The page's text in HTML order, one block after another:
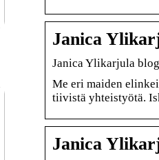
Janica
Janica Ylikarjula
Me eri maiden
tiivistä yhteistyötä.
Janica